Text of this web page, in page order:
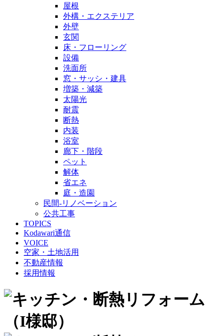
屋根
外構・エクステリア
外壁
玄関
床・フローリング
設備
洗面所
窓・サッシ・建具
増築・減築
太陽光
耐震
断熱
内装
浴室
廊下・階段
ペット
解体
省エネ
庭・造園
民間-リノベーション
公共工事
TOPICS
Kodawari通信
VOICE
空家・土地活用
不動産情報
採用情報